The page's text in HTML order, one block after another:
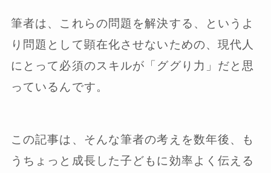
筆者は、これらの問題を解決する、というよ
り問題として顕在化させないための、現代人
にとって必須のスキルが「ググり力」だと思
っているんです。
この記事は、そんな筆者の考えを数年後、も
うちょっと成長した子どもに効率よく伝える